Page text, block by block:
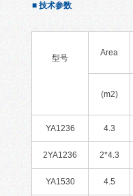
■ 技术参数
型号
Area
(m2)
YA1236 4.3
2YA1236 2*4.3
YA1530 4.5